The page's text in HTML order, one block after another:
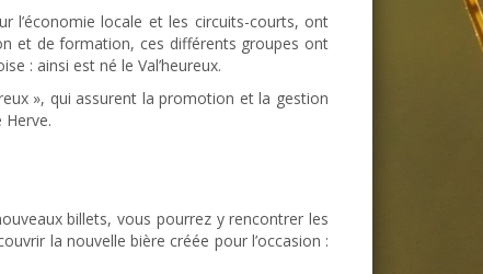
l’économie locale et les circuits-courts, ont
et de formation, ces différents groupes ont
: ainsi est né le Val’heureux.
», qui assurent la promotion et la gestion
Herve.
billets, vous pourrez y rencontrer les
la nouvelle bière créée pour l’occasion :